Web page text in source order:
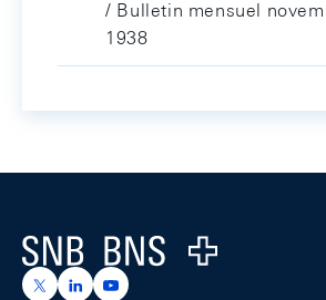
/ Bulletin mensuel
1938
Logo
https://x.com/snb_bns
https://ch.linkedin.com/
https://